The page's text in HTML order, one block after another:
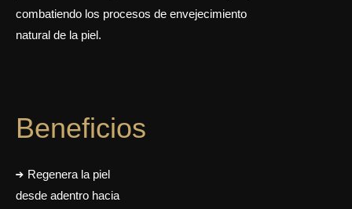
combatiendo los procesos de envejecimiento
natural de la piel.
Beneficios
Regenera la piel
desde adentro hacia